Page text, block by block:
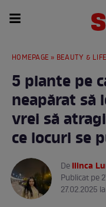
HOMEPAGE » BEAUTY &
5 plante pe
neapărat să
vrei să
ce locuri se
DeIlinca
Publicat pe
27.02.2025